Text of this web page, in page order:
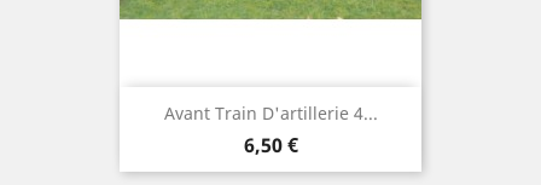
Avant Train D'artillerie 4...
Prix
6,50 €